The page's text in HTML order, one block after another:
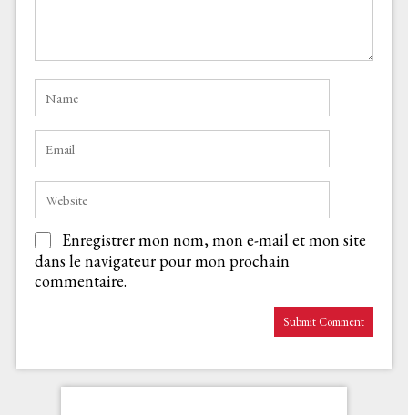
Enregistrer mon nom, mon e-mail et mon site
dans le navigateur pour mon prochain
commentaire.